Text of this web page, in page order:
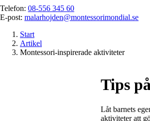
Telefon: 08-556 345 60
E-post: malarhojden@montessorimondial.se
Start
Artikel
Montessori-inspirerade aktiviteter
Tips
Låt barnets
aktiviteter att